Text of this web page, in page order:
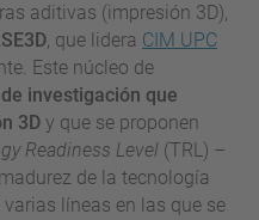
aditivas (impresión 3D),
, que lidera CIM UPC
Este núcleo de
investigación que
3D y que se proponen
Readiness Level (TRL) –
de la tecnología
líneas en las que se